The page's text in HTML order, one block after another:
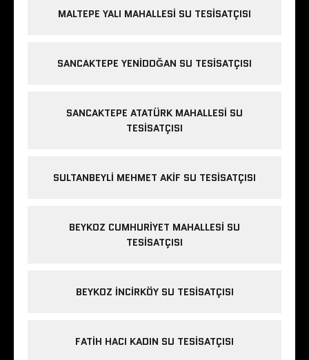
MALTEPE YALI MAHALLESI SU TESISATÇISI
SANCAKTEPE YENIDOĞAN SU TESISATÇISI
SANCAKTEPE ATATÜRK MAHALLESI SU
TESISATÇISI
SULTANBEYLI MEHMET AKIF SU TESISATÇISI
BEYKOZ CUMHURIYET MAHALLESI SU
TESISATÇISI
BEYKOZ INCIRKÖY SU TESISATÇISI
FATIH HACI KADIN SU TESISATÇISI